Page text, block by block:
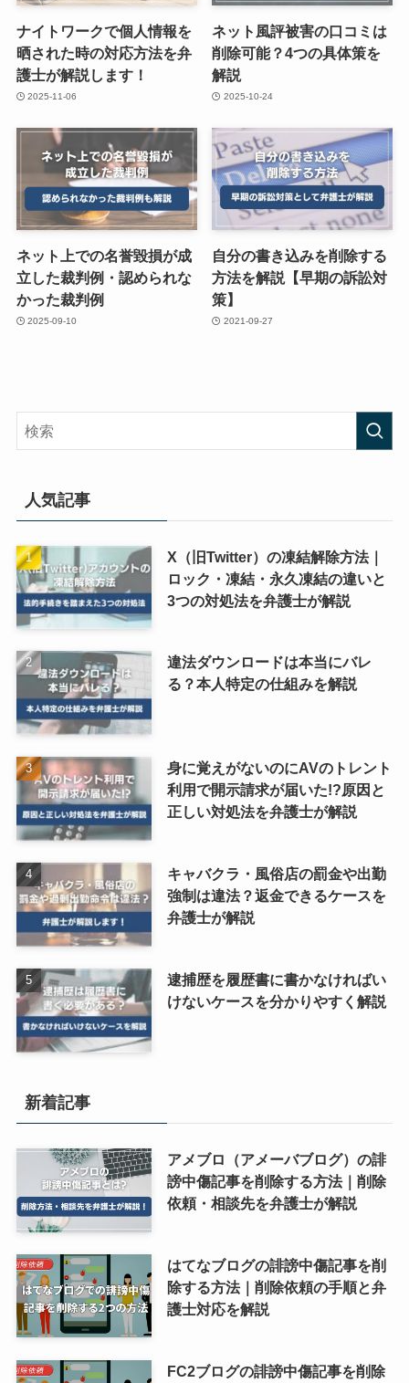
ナイトワークで個人情報を
晒された時の対応方法を弁
護士が解説します！
2025-11-06
ネット風評被害の口コミは
削除可能？4つの具体策を
解説
2025-10-24
ネット上での名誉毀損が成
立した裁判例・認められな
かった裁判例
2025-09-10
自分の書き込みを削除する
方法を解説【早期の訴訟対
策】
2021-09-27
人気記事
X（旧Twitter）の凍結解除方法｜
ロック・凍結・永久凍結の違いと
3つの対処法を弁護士が解説
違法ダウンロードは本当にバレ
る？本人特定の仕組みを解説
身に覚えがないのにAVのトレント
利用で開示請求が届いた!?原因と
正しい対処法を弁護士が解説
キャバクラ・風俗店の罰金や出勤
強制は違法？返金できるケースを
弁護士が解説
逮捕歴を履歴書に書かなければい
けないケースを分かりやすく解説
新着記事
アメブロ（アメーバブログ）の誹
謗中傷記事を削除する方法｜削除
依頼・相談先を弁護士が解説
はてなブログの誹謗中傷記事を削
除する方法｜削除依頼の手順と弁
護士対応を解説
FC2ブログの誹謗中傷記事を削除